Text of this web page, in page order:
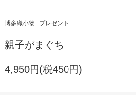
博多織小物 プレゼント
親子がまぐち
4,950円(税450円)